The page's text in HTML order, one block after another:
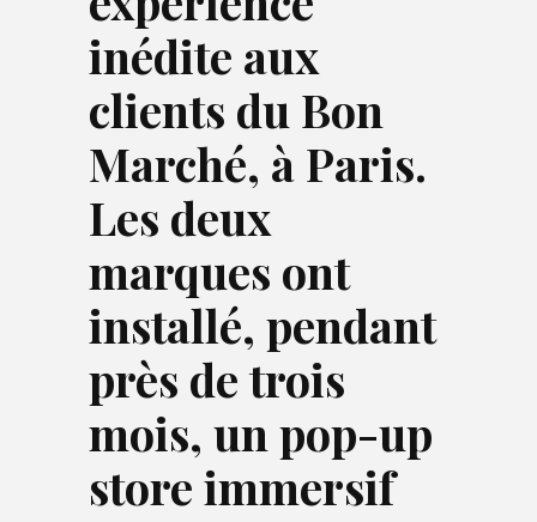
inédite aux
clients du Bon
Marché, à Paris.
Les deux
marques ont
installé, pendant
près de trois
mois, un pop-up
store immersif